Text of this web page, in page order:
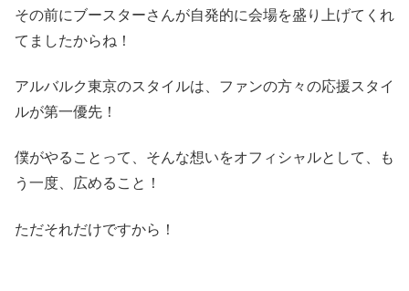
その前にブースターさんが自発的に会場を盛り上げてくれ
てましたからね！
アルバルク東京のスタイルは、ファンの方々の応援スタイ
ルが第一優先！
僕がやることって、そんな想いをオフィシャルとして、も
う一度、広めること！
ただそれだけですから！